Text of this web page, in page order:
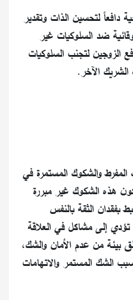
دافعاً لتحسين الذات وتقدير
ضد السلوكيات غير
الزوجين لتجنب السلوكيات
الآخر.
المفرط والشكوك المستمرة في
هذه الشكوك غير مبررة
بفقدان الثقة بالنفس
إلى مشاكل في العلاقة
بيئة من عدم الأمان والشك،
الشك المستمر والاتهامات